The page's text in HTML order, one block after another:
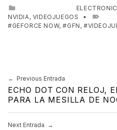
NVIDIA, VIDEOJUEGOS
GEFORCE NOW, GFN ,
Navegación de entradas Previous Entrada
ECHO DOT CON RELOJ,
PARA LA MESILLA DE
Next Entrada